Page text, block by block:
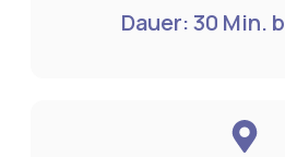
Dauer: 30 Min.